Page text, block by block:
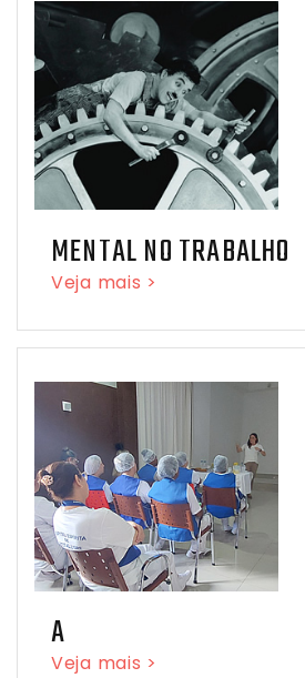
MENTAL NO TRABALHO
Veja mais >
A
Veja mais >